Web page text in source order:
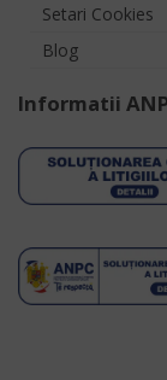
Setari Cookies
Blog
Informatii